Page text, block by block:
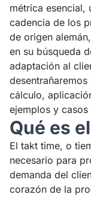
métrica esencial,
cadencia de los
de origen
en su búsqueda
adaptación al
cálculo,
ejemplos y
Qué es
El takt time, o
necesario para
demanda del
corazón de la